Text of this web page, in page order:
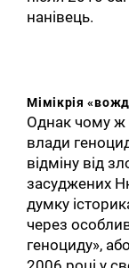
нанівець.
Мімікрія
Однак чому ж
влади
відміну від
засуджених
думку
через
геноциду»,